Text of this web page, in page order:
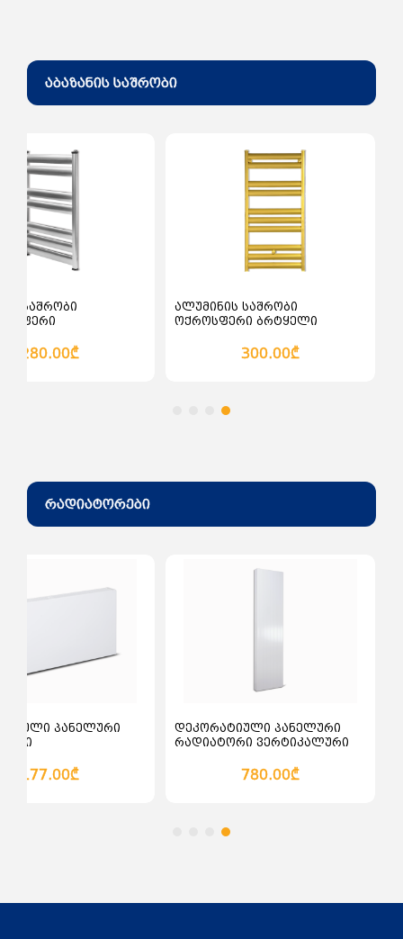
დამატება კალათაში დამატება
აბაზანის საშრობი
საშრობი
280.00₾
ალუმინის საშრობი
ოქროსფერი ბრტყელი
300.00₾
რადიატორები
პანელური
177.00₾
დეკორატიული პანელური
რადიატორი ვერტიკალური
780.00₾